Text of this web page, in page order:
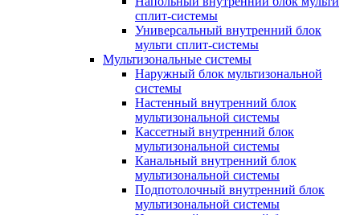
сплит-системы
Универсальный внутренний блок
мульти сплит-системы
Мультизональные системы
Наружный блок мультизональной
системы
Настенный внутренний блок
мультизональной системы
Кассетный внутренний блок
мультизональной системы
Канальный внутренний блок
мультизональной системы
Подпотолочный внутренний блок
мультизональной системы